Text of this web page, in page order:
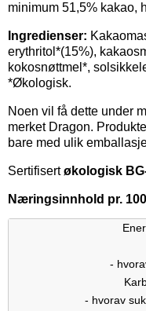
minimum 51,5% kakao,
Ingredienser:
erythritol*(15%),
kokosnøttmel*,
*Økologisk.
Noen vil få dette under
merket Dragon.
bare med ulik
Sertifisert økologisk
Næringsinnhold pr.
-
- hvorav